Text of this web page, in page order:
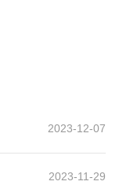
2023-12-07
2023-11-29